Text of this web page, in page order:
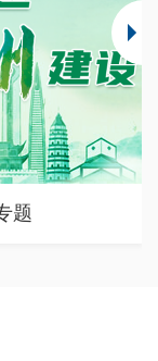
题